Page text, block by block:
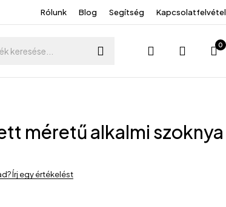
Rólunk Blog Segítség Kapcsolatfelvétel
0
méretű alkalmi szoknya
Írj egy értékelést